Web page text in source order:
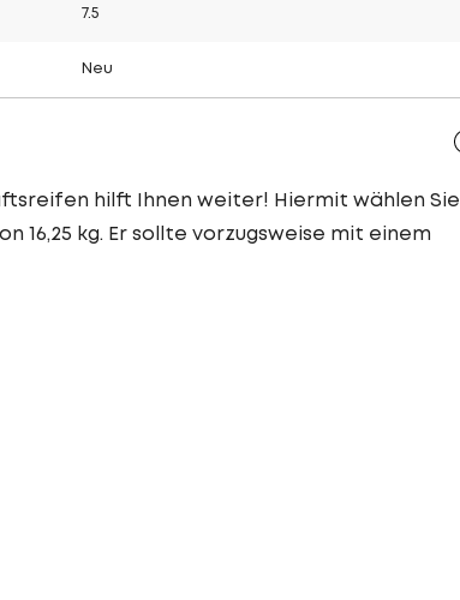
7.5
Neu
hilft Ihnen weiter! Hiermit wählen Sie
16,25 kg. Er sollte vorzugsweise mit einem